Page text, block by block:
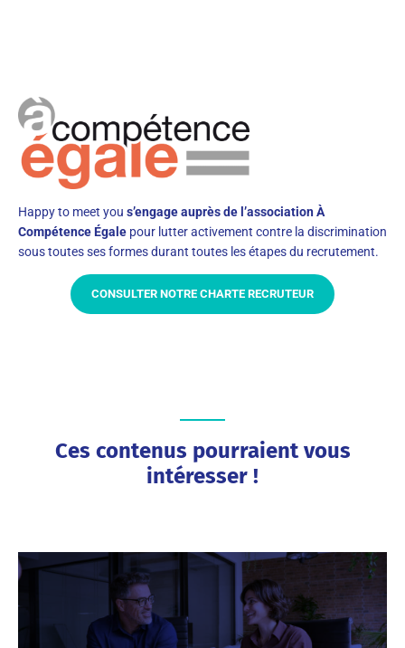
Happy to meet you s’engage auprès de l’association À
Compétence Égale pour lutter activement contre la discrimination
sous toutes ses formes durant toutes les étapes du recrutement.
CONSULTER NOTRE CHARTE RECRUTEUR
Ces contenus pourraient vous
intéresser !